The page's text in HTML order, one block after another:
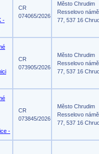
-
CR
074065/2026
Město Chrudim
Resselovo
77, 537 16
CR
073905/2026
Město Chrudim
Resselovo
77, 537 16
-
CR
073845/2026
Město Chrudim
Resselovo
77, 537 16